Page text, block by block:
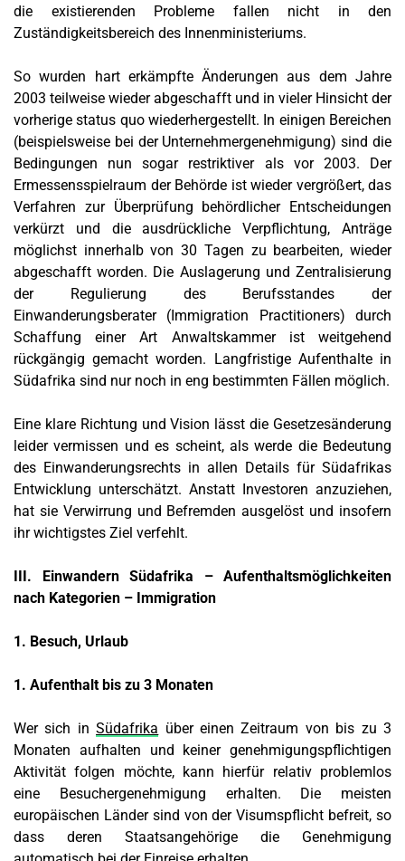
die existierenden Probleme fallen nicht in den
Zuständigkeitsbereich des Innenministeriums.
So wurden hart erkämpfte Änderungen aus dem Jahre
2003 teilweise wieder abgeschafft und in vieler Hinsicht der
vorherige status quo wiederhergestellt. In einigen Bereichen
(beispielsweise bei der Unternehmergenehmigung) sind die
Bedingungen nun sogar restriktiver als vor 2003. Der
Ermessensspielraum der Behörde ist wieder vergrößert, das
Verfahren zur Überprüfung behördlicher Entscheidungen
verkürzt und die ausdrückliche Verpflichtung, Anträge
möglichst innerhalb von 30 Tagen zu bearbeiten, wieder
abgeschafft worden. Die Auslagerung und Zentralisierung
der Regulierung des Berufsstandes der
Einwanderungsberater (Immigration Practitioners) durch
Schaffung einer Art Anwaltskammer ist weitgehend
rückgängig gemacht worden. Langfristige Aufenthalte in
Südafrika sind nur noch in eng bestimmten Fällen möglich.
Eine klare Richtung und Vision lässt die Gesetzesänderung
leider vermissen und es scheint, als werde die Bedeutung
des Einwanderungsrechts in allen Details für Südafrikas
Entwicklung unterschätzt. Anstatt Investoren anzuziehen,
hat sie Verwirrung und Befremden ausgelöst und insofern
ihr wichtigstes Ziel verfehlt.
III. Einwandern Südafrika – Aufenthaltsmöglichkeiten
nach Kategorien – Immigration
1. Besuch, Urlaub
1. Aufenthalt bis zu 3 Monaten
Wer sich inSüdafrika über einen Zeitraum von bis zu 3
Monaten aufhalten und keiner genehmigungspflichtigen
Aktivität folgen möchte, kann hierfür relativ problemlos
eine Besuchergenehmigung erhalten. Die meisten
europäischen Länder sind von der Visumspflicht befreit, so
dass deren Staatsangehörige die Genehmigung